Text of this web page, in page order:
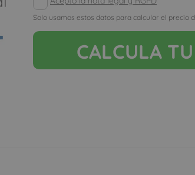
seguro de salud
Los meses que vayas
muy poco, y cuando
como con un seguro
Solo usamos estos datos para calcular el precio
CALCULA